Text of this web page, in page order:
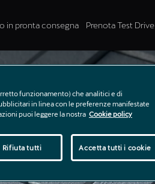
in pronta consegna Prenota Test Drive
funzionamento) che analitici e di
in linea con le preferenze manifestate
puoi leggere la nostra Cookie policy
Rifiuta tutti Accetta tutti i cookie